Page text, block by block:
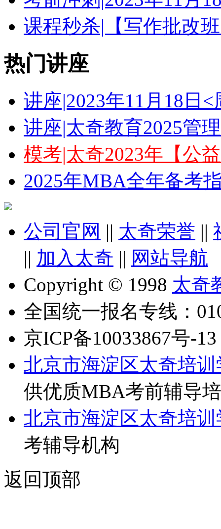
课程秒杀|【写作批改
热门讲座
讲座|2023年11月18日
讲座|太奇教育2025管
模考|太奇2023年【公
2025年MBA全年备考
公司官网 || 太奇荣誉 ||
|| 加入太奇 || 网站导航
Copyright © 1998 太奇
全国统一报名专线：
京ICP备10033867号-13
北京市海淀区太奇培训
供优质MBA考前辅导
北京市海淀区太奇培训
考辅导机构
返回顶部